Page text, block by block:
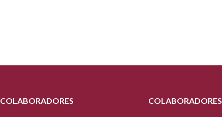
COLABORADORES COLABORADORES